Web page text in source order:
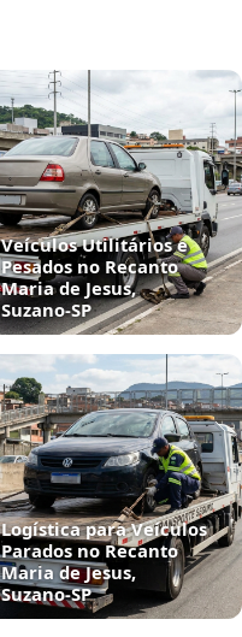
Veículos Utilitários e
Pesados no Recanto
Maria de Jesus,
Suzano‑SP
Logística para Veículos
Parados no Recanto
Maria de Jesus,
Suzano‑SP